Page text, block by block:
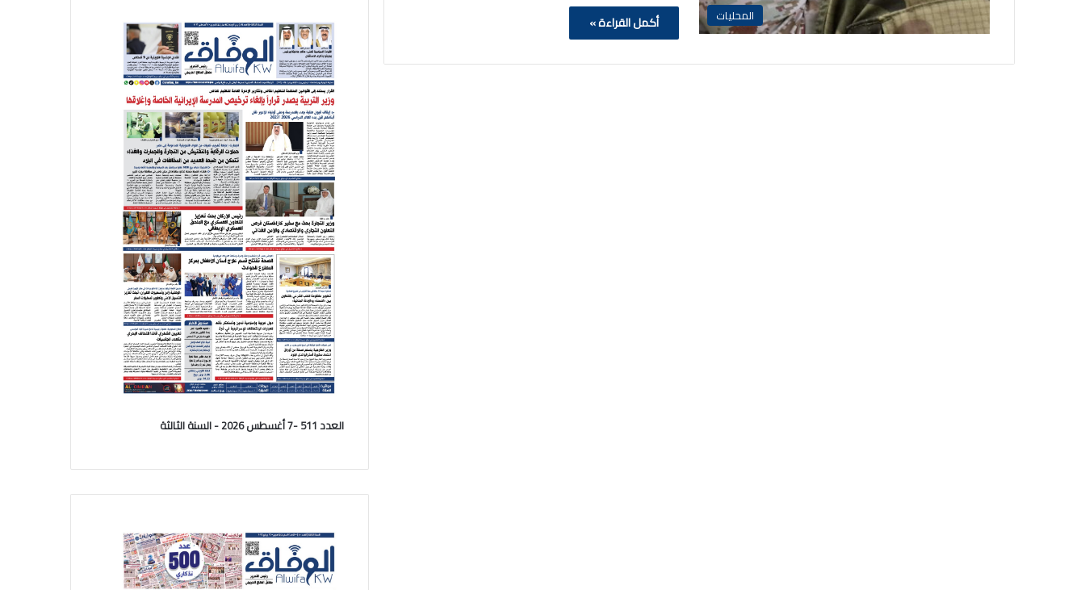
المحليات
أكمل القراءة »
العدد 511 -7 أغسطس 2026 - السنة الثالثة